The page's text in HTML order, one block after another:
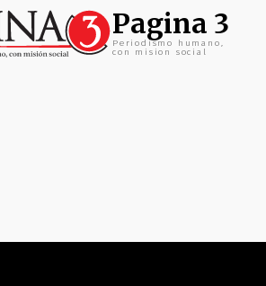
Pagina 3
Periodismo humano,
con mision social